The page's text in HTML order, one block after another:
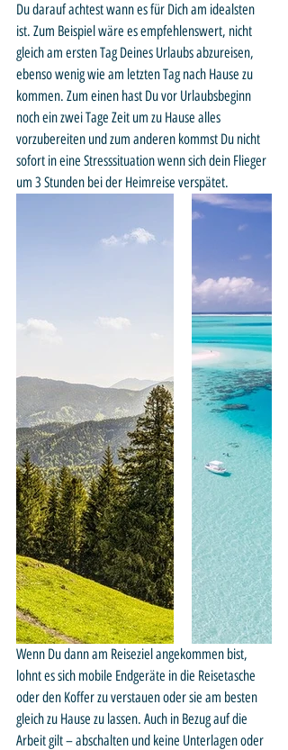
Du darauf achtest wann es für Dich am idealsten
ist. Zum Beispiel wäre es empfehlenswert, nicht
gleich am ersten Tag Deines Urlaubs abzureisen,
ebenso wenig wie am letzten Tag nach Hause zu
kommen. Zum einen hast Du vor Urlaubsbeginn
noch ein zwei Tage Zeit um zu Hause alles
vorzubereiten und zum anderen kommst Du nicht
sofort in eine Stresssituation wenn sich dein Flieger
um 3 Stunden bei der Heimreise verspätet.
Wenn Du dann am Reiseziel angekommen bist,
lohnt es sich mobile Endgeräte in die Reisetasche
oder den Koffer zu verstauen oder sie am besten
gleich zu Hause zu lassen. Auch in Bezug auf die
Arbeit gilt – abschalten und keine Unterlagen oder